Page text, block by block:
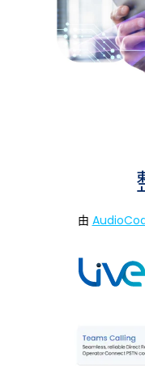
由